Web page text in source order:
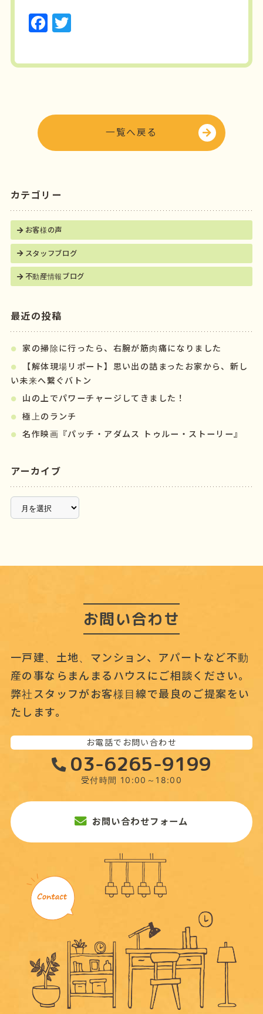
F
c
o
k
T
it
r
一覧へ戻る
カテゴリー
お客様の声
スタッフブログ
不動産情報ブログ
最近の投稿
家の掃除に行ったら、右腕が筋肉痛になりました
【解体現場リポート】思い出の詰まったお家から、新し
い未来へ繋ぐバトン
山の上でパワーチャージしてきました！
極上のランチ
名作映画『パッチ・アダムス トゥルー・ストーリー』
アーカイブ
ー
お問い合わせ
一戸建、土地、マンション、アパートなど不動
産の事なら まんまるハウスにご相談ください。
弊社スタッフがお客様目線で最良のご提案をい
たします。
お電話でお問い合わせ
03-6265-9199
受付時間 10:00～18:00
お問い合わせフォーム